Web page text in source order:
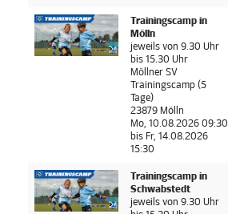
Trainingscamp in
Mölln
jeweils von 9.30 Uhr
bis 15.30 Uhr
Möllner SV
Trainingscamp (5
Tage)
23879 Mölln
Mo, 10.08.2026 09:30
bis Fr, 14.08.2026
15:30
Trainingscamp in
Schwabstedt
jeweils von 9.30 Uhr